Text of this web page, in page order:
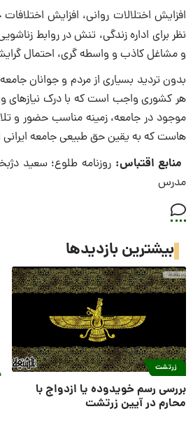
افزایش اختلالات روانی، افزایش
نظر برای اداره زندگی، تنش در روابط
و مشاغل کاذب و واسطه گری، احتمال
بدون تردید بسیاری از مردم و جوانان
هر کشوری واجب است که با درک نیازهای
موجود در جامعه، زمینه مناسب حضور و
هاست که به یقین حق طبیعی جامعه
منابع اقتباس:روزنامه طلوع؛ سعید
مدرس
بیشترین بازدیدها
زرتشت
بررسی رسم خویدوده یا ازدواج با
محارم در آیین زرتشت